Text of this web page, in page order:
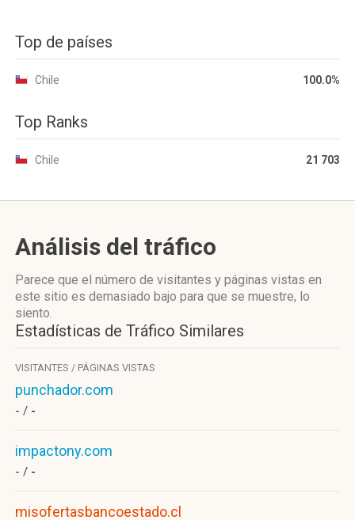
Top de países
Chile 100.0%
Top Ranks
Chile 21 703
Análisis del tráfico
Parece que el número de visitantes y páginas vistas en
este sitio es demasiado bajo para que se muestre, lo
siento.
Estadísticas de Tráfico Similares
VISITANTES / PÁGINAS VISTAS
punchador.com
- / -
impactony.com
- / -
misofertasbancoestado.cl